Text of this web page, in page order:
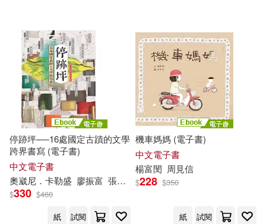
停跡坪──16處國定古蹟的文學
跨界書寫 (電子書)
中文電子書
奧崴尼．卡勒盛 廖振富 張郅忻 徐禎苓 李秉樺
$330 $460
紙
試閱
機車媽媽 (電子書)
中文電子書
楊富閔 周見信
$228 $350
紙 試閱